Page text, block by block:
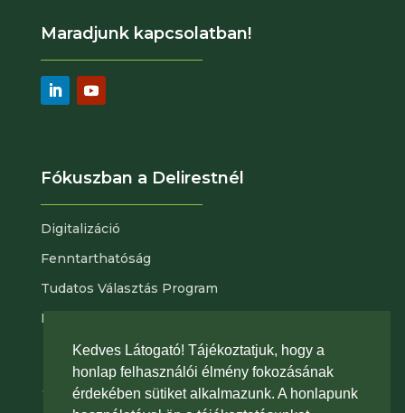
Maradjunk kapcsolatban!
Fókuszban a Delirestnél
Digitalizáció
Fenntarthatóság
Tudatos Választás Program
Nyitott pozícióink
Adatvédelem|Portál az érintetti jog
gyakorlásához |Általános szerződési feltételeink
Kedves Látogató! Tájékoztatjuk, hogy a
honlap felhasználói élmény fokozásának
érdekében sütiket alkalmazunk. A honlapunk